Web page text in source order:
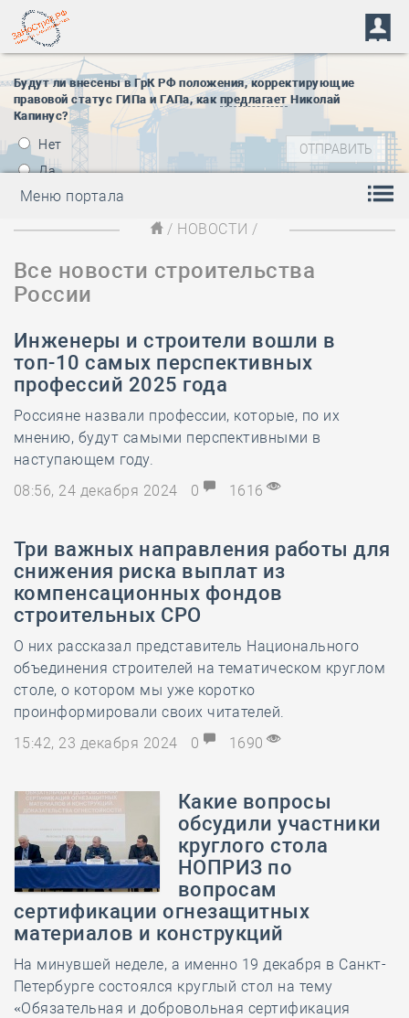
Будут ли внесены в ГрК РФ положения, корректирующие
правовой статус ГИПа и ГАПа, как предлагает Николай
Капинус?
Нет
Да
Меню портала
/ НОВОСТИ /
Все новости строительства
России
Инженеры и строители вошли в
топ-10 самых перспективных
профессий 2025 года
Россияне назвали профессии, которые, по их
мнению, будут самыми перспективными в
наступающем году.
08:56, 24 декабря 2024
0 1616
Три важных направления работы для
снижения риска выплат из
компенсационных фондов
строительных СРО
О них рассказал представитель Национального
объединения строителей на тематическом круглом
столе, о котором мы уже коротко
проинформировали своих читателей.
15:42, 23 декабря 2024
0 1690
Какие вопросы
обсудили участники
круглого стола
НОПРИЗ по
вопросам
сертификации огнезащитных
материалов и конструкций
На минувшей неделе, а именно 19 декабря в Санкт-
Петербурге состоялся круглый стол на тему
«Обязательная и добровольная сертификация